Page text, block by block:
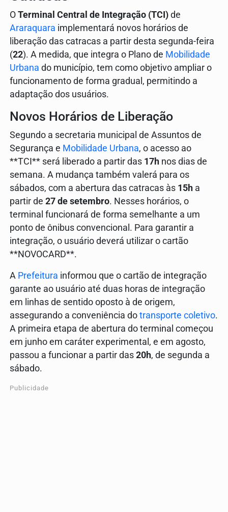
O Terminal Central de Integração (TCI) de
Araraquara implementará novos horários de
liberação das catracas a partir desta segunda-feira
(22). A medida, que integra o Plano de Mobilidade
Urbana do município, tem como objetivo ampliar o
funcionamento de forma gradual, permitindo a
adaptação dos usuários.
Novos Horários de Liberação
Segundo a secretaria municipal de Assuntos de
Segurança e Mobilidade Urbana, o acesso ao
**TCI** será liberado a partir das 17h nos dias de
semana. A mudança também valerá para os
sábados, com a abertura das catracas às 15h a
partir de 27 de setembro. Nesses horários, o
terminal funcionará de forma semelhante a um
ponto de ônibus convencional. Para garantir a
integração, o usuário deverá utilizar o cartão
**NOVOCARD**.
A Prefeitura informou que o cartão de integração
garante ao usuário até duas horas de integração
em linhas de sentido oposto à de origem,
assegurando a conveniência do transporte coletivo.
A primeira etapa de abertura do terminal começou
em junho em caráter experimental, e em agosto,
passou a funcionar a partir das 20h, de segunda a
sábado.
Publicidade